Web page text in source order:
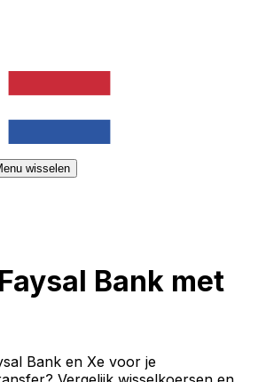
wisselen
Bank met
Bank en Xe voor je